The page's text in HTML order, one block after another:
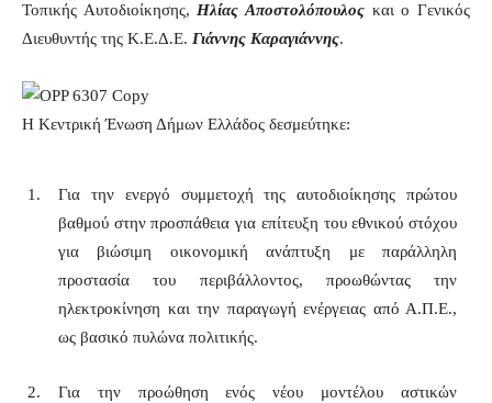
Τοπικής Αυτοδιοίκησης,Ηλίας Αποστολόπουλος και ο Γενικός
Διευθυντής της Κ.Ε.Δ.Ε. Γιάννης Καραγιάννης.
Η Κεντρική Ένωση Δήμων Ελλάδος δεσμεύτηκε:
Για την ενεργό συμμετοχή της αυτοδιοίκησης πρώτου
βαθμού στην προσπάθεια για επίτευξη του εθνικού στόχου
για βιώσιμη οικονομική ανάπτυξη με παράλληλη
προστασία του περιβάλλοντος, προωθώντας την
ηλεκτροκίνηση και την παραγωγή ενέργειας από Α.Π.Ε.,
ως βασικό πυλώνα πολιτικής.
Για την προώθηση ενός νέου μοντέλου αστικών